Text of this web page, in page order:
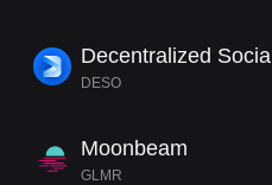
Decentralized Social
DESO
Moonbeam
GLMR